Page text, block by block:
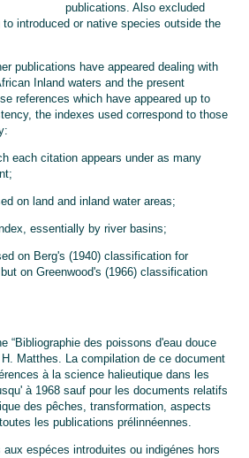
publications. Also excluded
introduced or native species outside the
publications have appeared dealing with
Inland waters and the present
references which have appeared up to
the indexes used correspond to those
each citation appears under as many
on land and inland water areas;
essentially by river basins;
on Berg's (1940) classification for
on Greenwood's (1966) classification
“Bibliographie des poissons d'eau douce
H. Matthes. La compilation de ce document
à la science halieutique dans les
à 1968 sauf pour les documents relatifs
des pêches, transformation, aspects
les publications prélinnéennes.
espéces introduites ou indigénes hors